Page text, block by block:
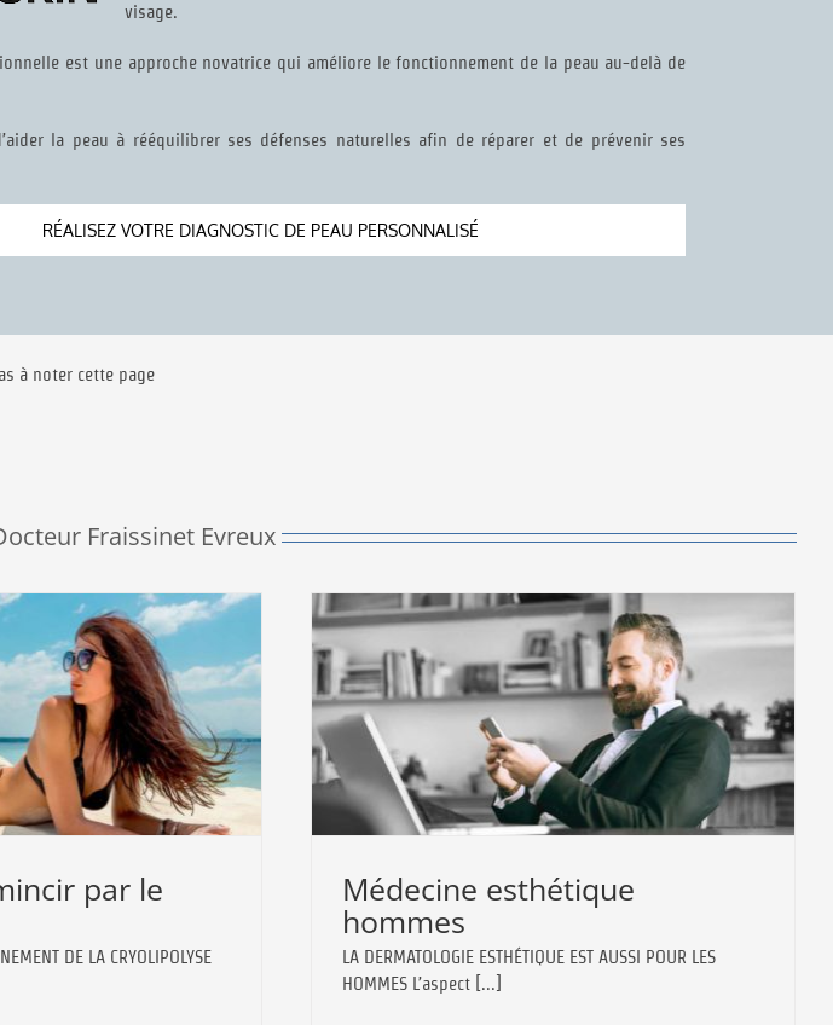
visage.
est une approche novatrice qui améliore le fonctionnement de la peau au-delà de
la peau à rééquilibrer ses défenses naturelles afin de réparer et de prévenir ses
RÉALISEZ VOTRE DIAGNOSTIC DE PEAU PERSONNALISÉ
à noter cette page
Fraissinet Evreux
par le
DE LA CRYOLIPOLYSE
Médecine esthétique
hommes
LA DERMATOLOGIE ESTHÉTIQUE EST AUSSI POUR LES
HOMMES L’aspect [...]